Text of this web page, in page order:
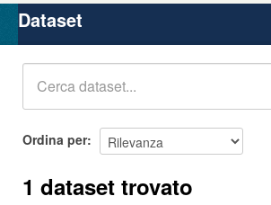
Organizzazioni
Gruppi
Dataset
Ordina per
1 dataset trovato